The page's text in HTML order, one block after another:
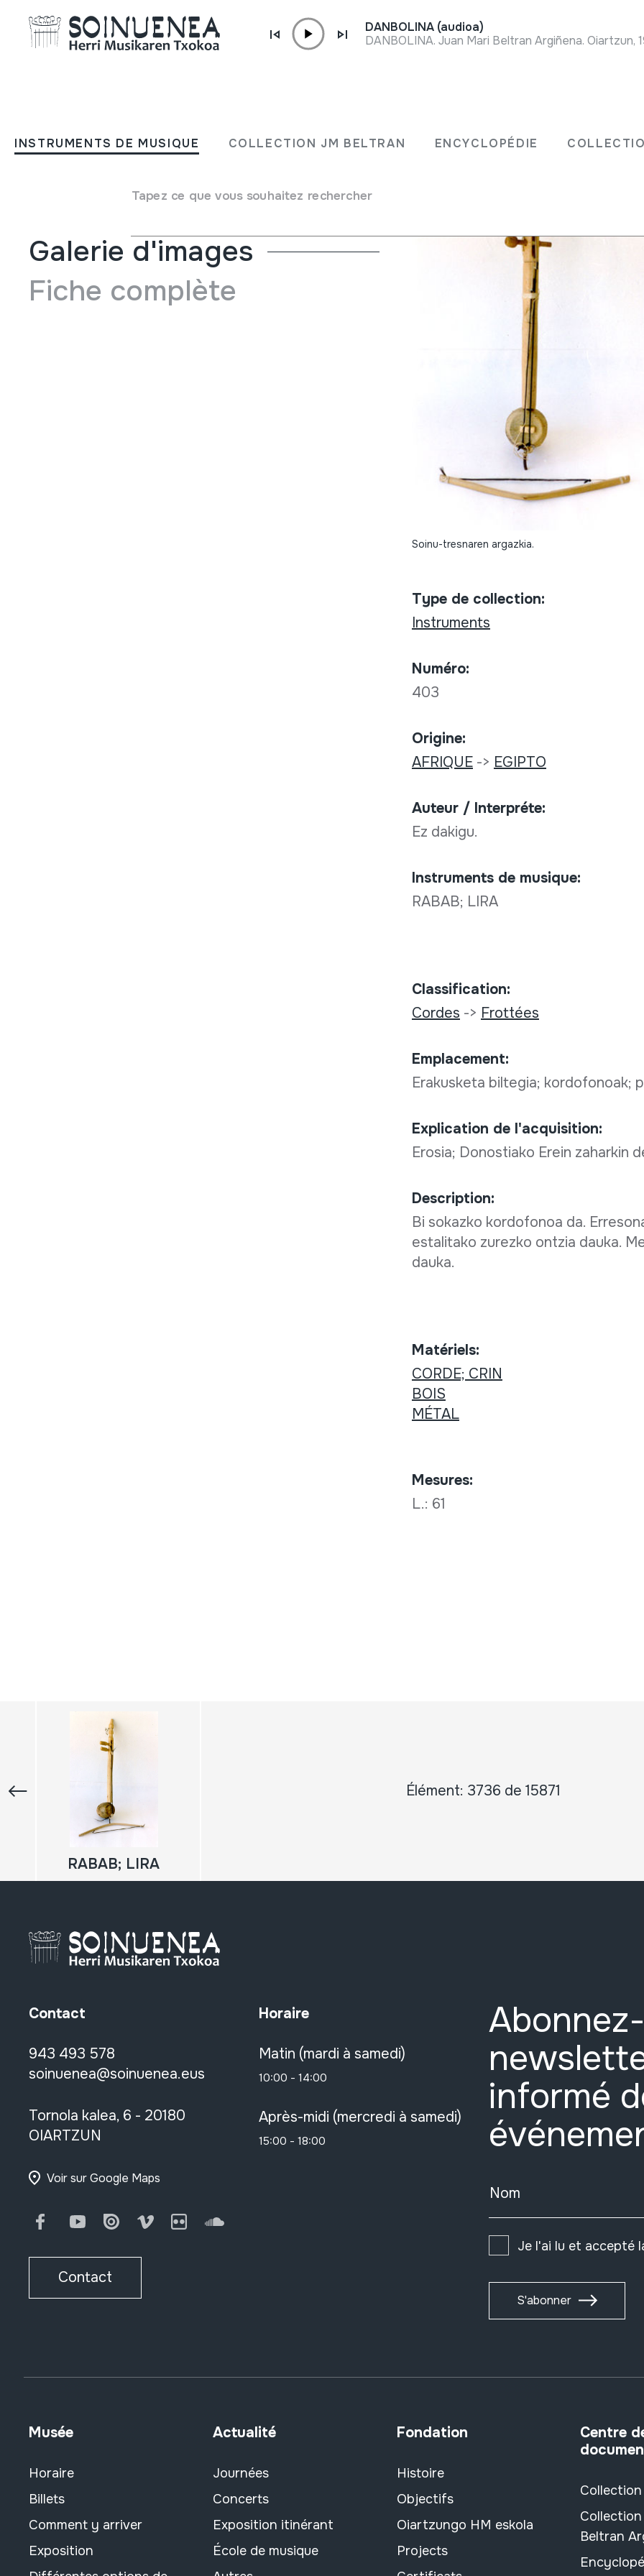
INSTRUMENTS DE MUSIQUE COLLECTION JM BELTRAN ENCYCLOPÉDIE
Tapez ce que vous souhaitez rechercher
DANBOLINA (audioa)
DANBOLINA. Juan Mari Beltran Argiñena. Oiartzun,
RABAB; LIRA
Type d'instrument de musique Cordes->Frottées
Galerie d'images
Fiche complète
Soinu-tresnaren argazkia.
Type de collection:
Instruments
Numéro:
403
Origine:
AFRIQUE-> EGIPTO
Auteur / Interpréte:
Ez dakigu.
Instruments de musique:
RABAB; LIRA
Classification:
Cordes -> Frottées
Emplacement:
Erakusketa biltegia; kordofonoak;
Explication de l'acquisition:
Erosia; Donostiako Erein zaharkin
Description:
Bi sokazko kordofonoa da.
estalitako zurezko ontzia dauka.
dauka.
Matériels:
CORDE; CRIN
BOIS
MÉTAL
Mesures:
L.: 61
Élément: 3736 de 15871
RABAB; LIRA
Contact
943 493 578
soinuenea@soinuenea.eus
Tornola kalea, 6 - 20180
OIARTZUN
Voir sur Google Maps
FacebookYoutubeIssuu Vimeo FlickrSoundCloud
Contact
Horaire
Matin (mardi à samedi)
10:00 - 14:00
Après-midi (mercredi à samedi)
15:00 - 18:00
informé
Nom
Je l'ai lu et accepté
S'abonner
Musée
Horaire
Billets
Comment y arriver
Exposition
Actualité
Journées
Concerts
Exposition itinérant
École de musique
Fondation
Histoire
Objectifs
Oiartzungo HM eskola
Projects
Centre
Beltran